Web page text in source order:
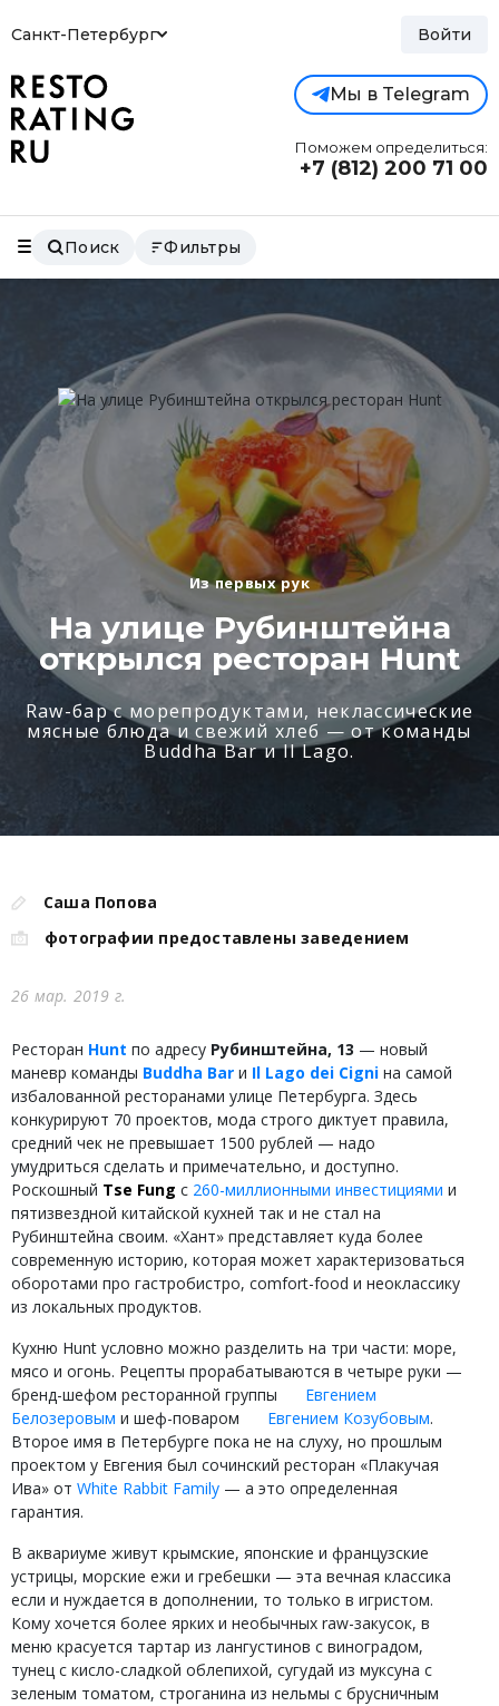
Санкт-Петербург Войти
Мы в Telegram
Поможем определиться:
+7 (812) 200 71 00
Поиск Фильтры
Из первых рук
На улице Рубинштейна
открылся ресторан Hunt
Raw-бар с морепродуктами, неклассические
мясные блюда и свежий хлеб — от команды
Buddha Bar и Il Lago.
Саша Попова
фотографии предоставлены заведением
26 мар. 2019 г.
Ресторан Hunt по адресу Рубинштейна, 13 — новый
маневр команды Buddha Bar и Il Lago dei Cigni на самой
избалованной ресторанами улице Петербурга. Здесь
конкурируют 70 проектов, мода строго диктует правила,
средний чек не превышает 1500 рублей — надо
умудриться сделать и примечательно, и доступно.
Роскошный Tse Fung с 260-миллионными инвестициями и
пятизвездной китайской кухней так и не стал на
Рубинштейна своим. «Хант» представляет куда более
современную историю, которая может характеризоваться
оборотами про гастробистро, comfort-food и неоклассику
из локальных продуктов.
Кухню Hunt условно можно разделить на три части: море,
мясо и огонь. Рецепты прорабатываются в четыре руки —
бренд-шефом ресторанной группы
Евгением
Белозеровым и шеф-поваром Евгением Козубовым.
Второе имя в Петербурге пока не на слуху, но прошлым
проектом у Евгения был сочинский ресторан «Плакучая
Ива» от White Rabbit Family — а это определенная
гарантия.
В аквариуме живут крымские, японские и французские
устрицы, морские ежи и гребешки — эта вечная классика
если и нуждается в дополнении, то только в игристом.
Кому хочется более ярких и необычных raw-закусок, в
меню красуется тартар из лангустинов с виноградом,
тунец с кисло-сладкой облепихой, сугудай из муксуна с
зеленым томатом, строганина из нельмы с брусничным